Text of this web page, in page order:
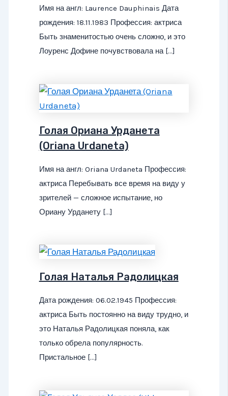
Имя на англ: Laurence Dauphinais Дата
рождения: 18.11.1983 Профессия: актриса
Быть знаменитостью очень сложно, и это
Лоуренс Дофине почувствовала на […]
Голая Ориана Урданета
(Oriana Urdaneta)
Имя на англ: Oriana Urdaneta Профессия:
актриса Перебывать все время на виду у
зрителей — сложное испытание, но
Ориану Урданету […]
Голая Наталья Радолицкая
Дата рождения: 06.02.1945 Профессия:
актриса Быть постоянно на виду трудно, и
это Наталья Радолицкая поняла, как
только обрела популярность.
Пристальное […]